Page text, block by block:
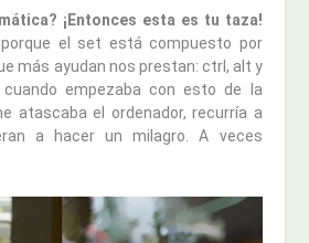
¡Entonces esta es tu taza!
el set está compuesto por
más ayudan nos prestan: ctrl, alt y
cuando empezaba con esto de la
atascaba el ordenador, recurría a
a hacer un milagro. A veces